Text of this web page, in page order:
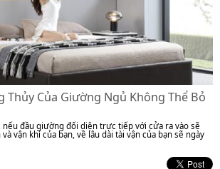
Thủy Của Giường Ngủ Không Thể Bỏ
nếu đầu giường đối diện trực tiếp với cửa ra vào sẽ
vận khí của bạn, về lâu dài tài vận của bạn sẽ ngày